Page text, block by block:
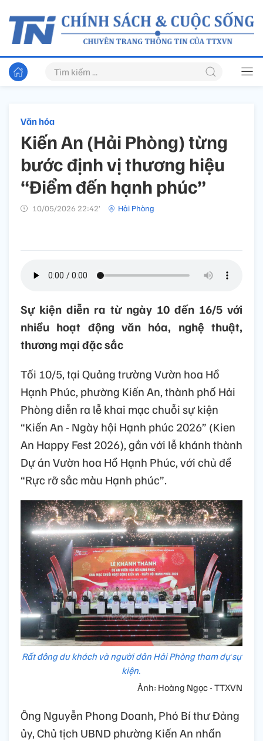
Văn hóa
Kiến An (Hải Phòng) từng
bước định vị thương hiệu
“Điểm đến hạnh phúc”
10/05/2026 22:42’ Hải Phòng
Sự kiện diễn ra từ ngày 10 đến 16/5 với
nhiều hoạt động văn hóa, nghệ thuật,
thương mại đặc sắc
Tối 10/5, tại Quảng trường Vườn hoa Hồ
Hạnh Phúc, phường Kiến An, thành phố Hải
Phòng diễn ra lễ khai mạc chuỗi sự kiện
“Kiến An - Ngày hội Hạnh phúc 2026” (Kien
An Happy Fest 2026), gắn với lễ khánh thành
Dự án Vườn hoa Hồ Hạnh Phúc, với chủ đề
“Rực rỡ sắc màu Hạnh phúc”.
Rất đông du khách và người dân Hải Phòng tham dự sự
kiện.
Ảnh: Hoàng Ngọc - TTXVN
Ông Nguyễn Phong Doanh, Phó Bí thư Đảng
ủy, Chủ tịch UBND phường Kiến An nhấn